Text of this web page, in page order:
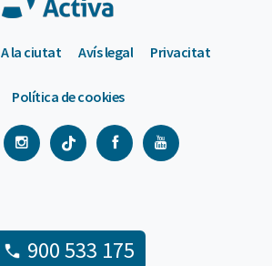
A la ciutat Avís legal Privacitat
Política de cookies
900 533 175